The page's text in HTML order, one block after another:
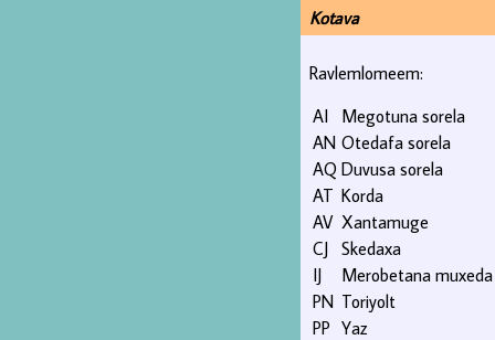
Kotava
Ravlemlomeem:
AI
Megotuna sorela
AN Otedafa sorela
AQ Duvusa sorela
AT Korda
AV Xantamuge
CJ Skedaxa
IJ
Merobetana muxeda
PN Toriyolt
PP Yaz